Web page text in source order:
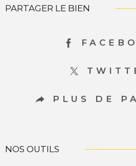
PARTAGER LE BIEN
PLUS DE
NOS OUTILS